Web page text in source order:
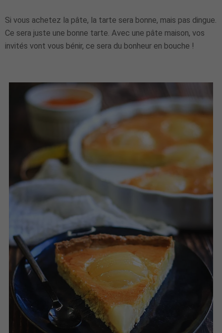
Si vous achetez la pâte, la tarte sera bonne, mais pas dingue.
Ce sera juste une bonne tarte. Avec une pâte maison, vos
invités vont vous bénir, ce sera du bonheur en bouche !